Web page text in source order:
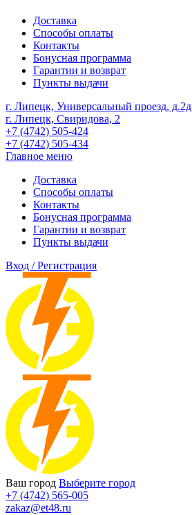
Доставка
Способы оплаты
Контакты
Бонусная программа
Гарантии и возврат
Пункты выдачи
г. Липецк, Универсальный проезд, д.2д
г. Липецк, Свиридова, 2
+7 (4742) 505-424
+7 (4742) 505-434
Главное меню
Доставка
Способы оплаты
Контакты
Бонусная программа
Гарантии и возврат
Пункты выдачи
Вход / Регистрация
Ваш город Выберите город
+7 (4742) 565-005
zakaz@et48.ru